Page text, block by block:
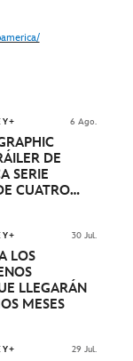
6 Ago.
DE
SERIE
CUATRO
DE LEÓN
EN
30 Jul.
LOS
LLEGARÁN
MESES
29 Jul.